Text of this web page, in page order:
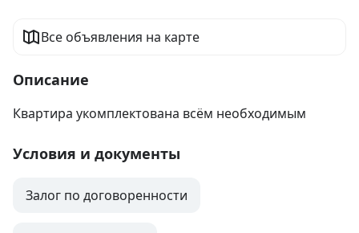
Все объявления на карте
Описание
Квартира укомплектована всём необходимым
Условия и документы
Залог по договоренности